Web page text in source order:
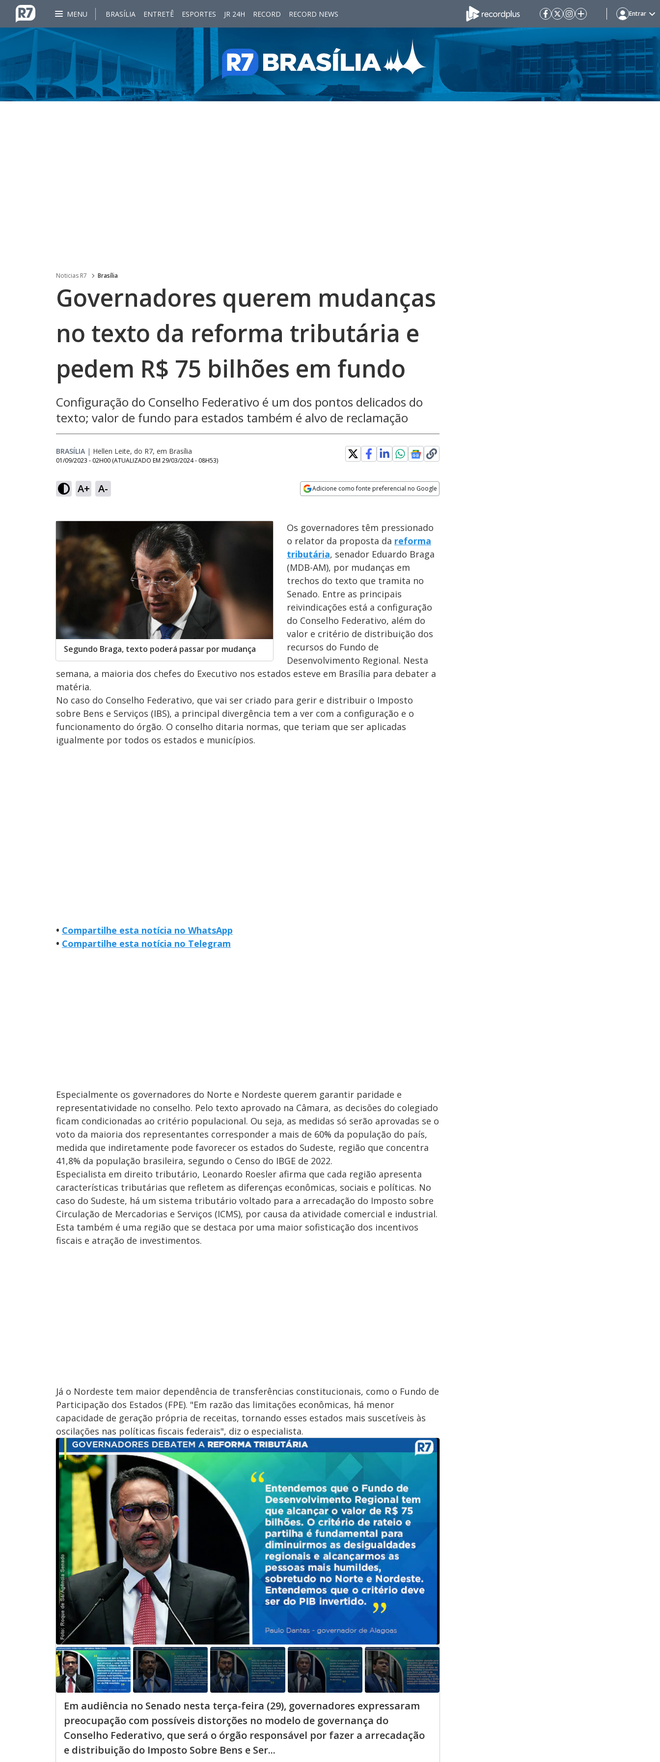
MENU BRASÍLIA ENTRETÊ ESPORTES JR 24H RECORD RECORD NEWS Entrar
Noticias R7 Brasília
Governadores querem mudanças
no texto da reforma tributária e
pedem R$ 75 bilhões em fundo
Configuração do Conselho Federativo é um dos pontos delicados do
texto; valor de fundo para estados também é alvo de reclamação
BRASÍLIA | Hellen Leite, do R7, em Brasília
01/09/2023 - 02H00 (ATUALIZADO EM 29/03/2024 - 08H53)
A+ A- Adicione como fonte preferencial no Google
Segundo Braga, texto poderá passar por mudança
Os governadores têm pressionado
o relator da proposta da reforma
tributária, senador Eduardo Braga
(MDB-AM), por mudanças em
trechos do texto que tramita no
Senado. Entre as principais
reivindicações está a configuração
do Conselho Federativo, além do
valor e critério de distribuição dos
recursos do Fundo de
Desenvolvimento Regional. Nesta
semana, a maioria dos chefes do Executivo nos estados esteve em Brasília para debater a
matéria.
No caso do Conselho Federativo, que vai ser criado para gerir e distribuir o Imposto
sobre Bens e Serviços (IBS), a principal divergência tem a ver com a configuração e o
funcionamento do órgão. O conselho ditaria normas, que teriam que ser aplicadas
igualmente por todos os estados e municípios.
• Compartilhe esta notícia no WhatsApp
• Compartilhe esta notícia no Telegram
Especialmente os governadores do Norte e Nordeste querem garantir paridade e
representatividade no conselho. Pelo texto aprovado na Câmara, as decisões do colegiado
ficam condicionadas ao critério populacional. Ou seja, as medidas só serão aprovadas se o
voto da maioria dos representantes corresponder a mais de 60% da população do país,
medida que indiretamente pode favorecer os estados do Sudeste, região que concentra
41,8% da população brasileira, segundo o Censo do IBGE de 2022.
Especialista em direito tributário, Leonardo Roesler afirma que cada região apresenta
características tributárias que refletem as diferenças econômicas, sociais e políticas. No
caso do Sudeste, há um sistema tributário voltado para a arrecadação do Imposto sobre
Circulação de Mercadorias e Serviços (ICMS), por causa da atividade comercial e industrial.
Esta também é uma região que se destaca por uma maior sofisticação dos incentivos
fiscais e atração de investimentos.
Já o Nordeste tem maior dependência de transferências constitucionais, como o Fundo de
Participação dos Estados (FPE). "Em razão das limitações econômicas, há menor
capacidade de geração própria de receitas, tornando esses estados mais suscetíveis às
oscilações nas políticas fiscais federais", diz o especialista.
Em audiência no Senado nesta terça-feira (29), governadores expressaram
preocupação com possíveis distorções no modelo de governança do
Conselho Federativo, que será o órgão responsável por fazer a arrecadação
e distribuição do Imposto Sobre Bens e Ser...